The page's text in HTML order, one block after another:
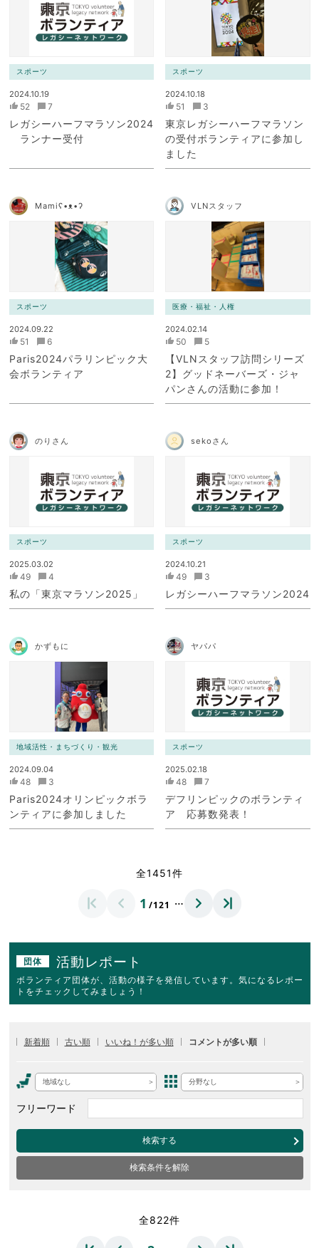
スポーツ
2024.10.19
52 7
レガシーハーフマラソン2024
ランナー受付
スポーツ
2024.10.18
51 3
東京レガシーハーフマラソン
の受付ボランティアに参加し
ました
Mamiʕ•ᴥ•ʔ
スポーツ
2024.09.22
51 6
Paris2024パラリンピック大
会ボランティア
VLNスタッフ
医療・福祉・人権
2024.02.14
50 5
【VLNスタッフ訪問シリーズ
2】グッドネーバーズ・ジャ
パンさんの活動に参加！
のりさん
スポーツ
2025.03.02
49 4
私の「東京マラソン2025」
sekoさん
スポーツ
2024.10.21
49 3
レガシーハーフマラソン2024
かずもに
地域活性・まちづくり・観光
2024.09.04
48 3
Paris2024オリンピックボラ
ンティアに参加しました
ヤパパ
スポーツ
2025.02.18
48 7
デフリンピックのボランティ
ア 応募数発表！
全1451件
1 /121 …
団体 活動レポート
ボランティア団体が、活動の様子を発信しています。気になるレポー
トをチェックしてみましょう！
新着順 古い順 いいね！が多い順 コメントが多い順
地域なし 分野なし
フリーワード
検索する
検索条件を解除
全822件